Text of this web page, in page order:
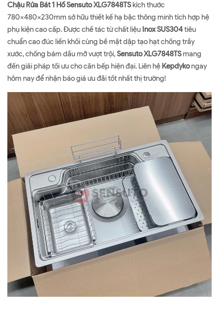
Chậu Rửa Bát 1 Hố Sensuto XLG7848TSkích thước
780x480x230mm sở hữu thiết kế hạ bậc thông minh tích hợp hệ
phụ kiện cao cấp. Được chế tác từ chất liệu Inox SUS304tiêu
chuẩn cao đúc liền khối cùng bề mặt dập tạo hạt chống trầy
xước, chống bám dầu mỡ vượt trội,Sensuto XLG7848TSmang
đến giải pháp tối ưu cho căn bếp hiện đại. Liên hệ Kepdykongay
hôm nay để nhận báo giá ưu đãi tốt nhất thị trường!